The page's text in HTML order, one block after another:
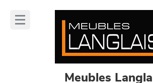
Meubles